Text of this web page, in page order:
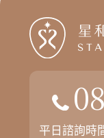
平日諮詢